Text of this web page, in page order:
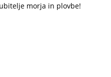
morja in plovbe!